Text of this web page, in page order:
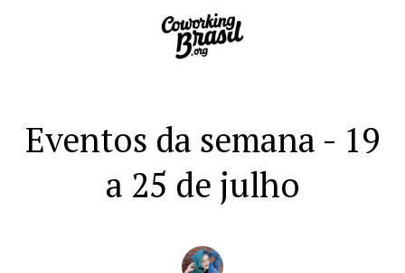
Eventos da semana - 19
a 25 de julho